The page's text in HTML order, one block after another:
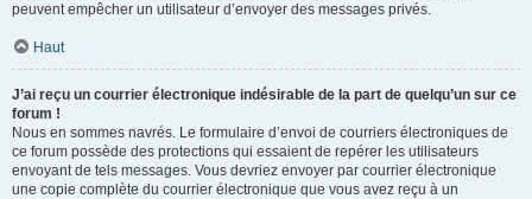
peuvent empêcher un utilisateur d’envoyer des messages privés.
Haut
J’ai reçu un courrier électronique indésirable de la part de quelqu’un sur ce
forum !
Nous en sommes navrés. Le formulaire d’envoi de courriers électroniques de
ce forum possède des protections qui essaient de repérer les utilisateurs
envoyant de tels messages. Vous devriez envoyer par courrier électronique
une copie complète du courrier électronique que vous avez reçu à un